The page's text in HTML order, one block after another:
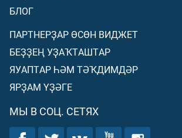
БЛОГ
ПАРТНЕРҘАР ӨСӨН ВИДЖЕТ
БЕҘҘЕҢ УҘАҠТАШТАР
ЯУАПТАР ҺӘМ ТӘҠДИМДӘР
ЯРҘАМ ҮҘӘГЕ
МЫ В СОЦ. СЕТЯХ